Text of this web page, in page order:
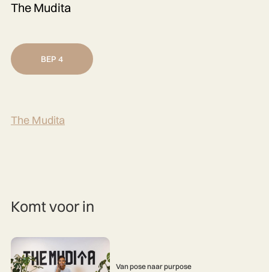
The Mudita
BEP 4
The Mudita
Komt voor in
Van pose naar purpose